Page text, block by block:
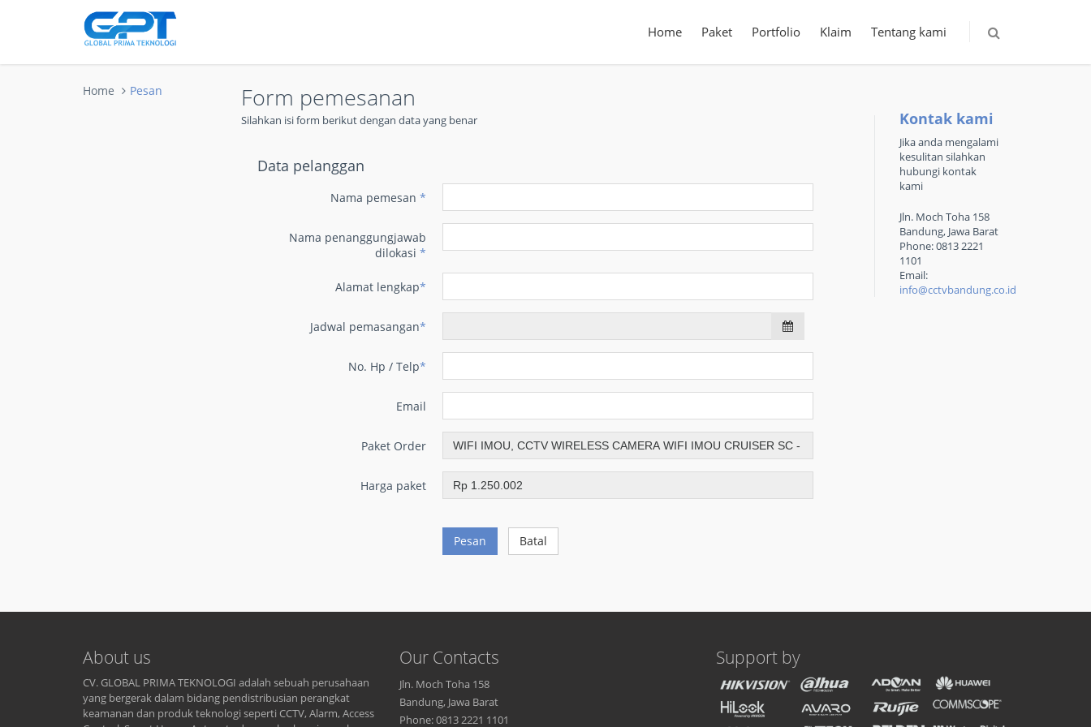
Home Paket Portfolio Klaim Tentang kami
Home Pesan Form pemesanan
Silahkan isi form berikut dengan data yang benar
Data pelanggan
Nama pemesan*
Nama penanggungjawab
dilokasi*
Alamat lengkap*
Jadwal pemasangan*
No. Hp / Telp*
Email
Paket Order
Harga paket
Pesan Batal
Kontak kami
Jika anda mengalami
kesulitan silahkan
hubungi kontak
kami
Jln. Moch Toha 158
Bandung, Jawa Barat
Phone: 0813 2221
1101
Email:
info@cctvbandung.co.id
About us
CV. GLOBAL PRIMA TEKNOLOGI adalah sebuah perusahaan
yang bergerak dalam bidang pendistribusian perangkat
keamanan dan produk teknologi seperti CCTV, Alarm, Access
Our Contacts
Jln. Moch Toha 158
Bandung, Jawa Barat
Phone: 0813 2221 1101
Support by